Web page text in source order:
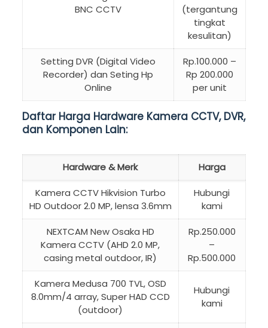
BNC CCTV
(tergantung
tingkat
kesulitan)
Setting DVR (Digital Video
Recorder) dan Seting Hp
Online
Rp.100.000 –
Rp 200.000
per unit
Daftar Harga Hardware Kamera CCTV, DVR,
dan Komponen Lain:
Hardware & Merk Harga
Kamera CCTV Hikvision Turbo
HD Outdoor 2.0 MP, lensa 3.6mm
Hubungi
kami
NEXTCAM New Osaka HD
Kamera CCTV (AHD 2.0 MP,
casing metal outdoor, IR)
Rp.250.000
–
Rp.500.000
Kamera Medusa 700 TVL, OSD
8.0mm/4 array, Super HAD CCD
(outdoor)
Hubungi
kami